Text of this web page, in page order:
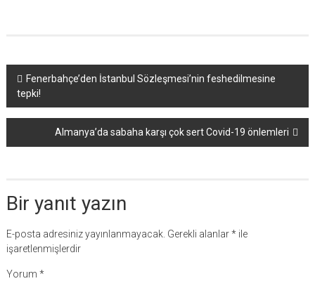
Yazı
dolaşımı
Fenerbahçe’den İstanbul Sözleşmesi’nin feshedilmesine
tepki!
Almanya’da sabaha karşı çok sert Covid-19 önlemleri
Bir yanıt yazın
E-posta adresiniz yayınlanmayacak. Gerekli alanlar*ile
işaretlenmişlerdir
Yorum *